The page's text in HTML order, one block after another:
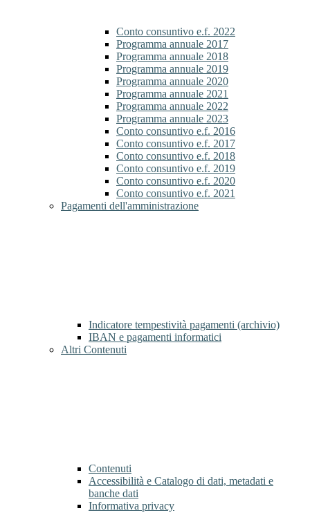
Conto consuntivo e.f. 2022
Programma annuale 2017
Programma annuale 2018
Programma annuale 2019
Programma annuale 2020
Programma annuale 2021
Programma annuale 2022
Programma annuale 2023
Conto consuntivo e.f. 2016
Conto consuntivo e.f. 2017
Conto consuntivo e.f. 2018
Conto consuntivo e.f. 2019
Conto consuntivo e.f. 2020
Conto consuntivo e.f. 2021
Pagamenti dell'amministrazione
Indicatore tempestività pagamenti (archivio)
IBAN e pagamenti informatici
Altri Contenuti
Contenuti
Accessibilità e Catalogo di dati, metadati e
banche dati
Informativa privacy